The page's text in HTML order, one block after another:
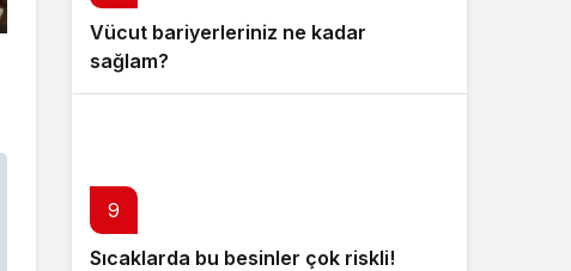
Vücut bariyerleriniz ne kadar
sağlam?
9
Sıcaklarda bu besinler çok riskli!